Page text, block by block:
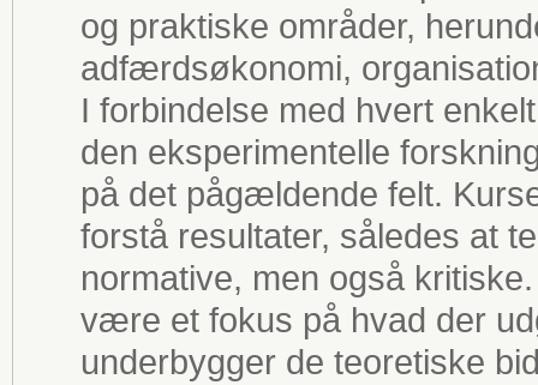
og praktiske områder,
adfærdsøkonomi,
I forbindelse med hvert
den eksperimentelle
på det pågældende felt.
forstå resultater, således at
normative, men også
være et fokus på hvad der
underbygger de teoretiske